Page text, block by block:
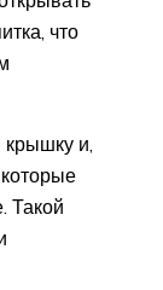
что
крышку и,
Такой